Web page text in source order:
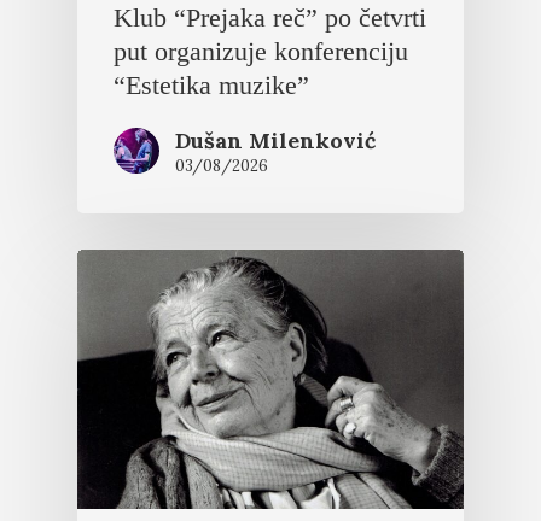
Klub “Prejaka reč” po četvrti
put organizuje konferenciju
“Estetika muzike”
Dušan Milenković
03/08/2026